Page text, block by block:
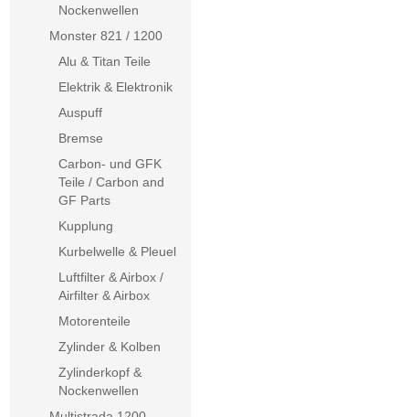
Nockenwellen
Monster 821 / 1200
Alu & Titan Teile
Elektrik & Elektronik
Auspuff
Bremse
Carbon- und GFK
Teile / Carbon and
GF Parts
Kupplung
Kurbelwelle & Pleuel
Luftfilter & Airbox /
Airfilter & Airbox
Motorenteile
Zylinder & Kolben
Zylinderkopf &
Nockenwellen